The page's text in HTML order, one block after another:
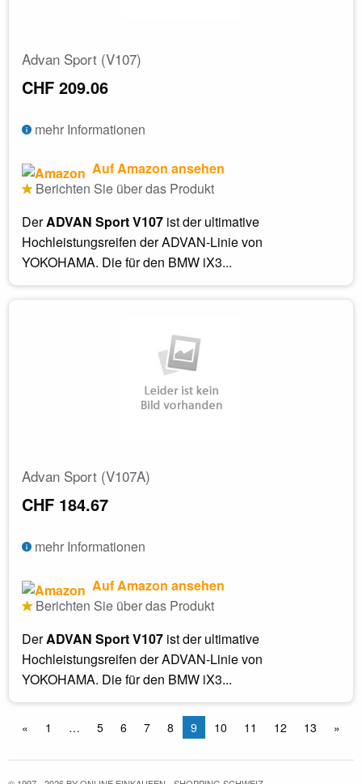
Advan Sport (V107)
CHF 209.06
mehr Informationen
Auf Amazon ansehen
Berichten Sie über das Produkt
DerADVAN Sport V107 ist der ultimative
Hochleistungsreifen der ADVAN-Linie von
YOKOHAMA. Die für den BMW iX3...
Advan Sport (V107A)
CHF 184.67
mehr Informationen
Auf Amazon ansehen
Berichten Sie über das Produkt
DerADVAN Sport V107 ist der ultimative
Hochleistungsreifen der ADVAN-Linie von
YOKOHAMA. Die für den BMW iX3...
« 1 … 5 6 7 8 9 10 11 12 13 »